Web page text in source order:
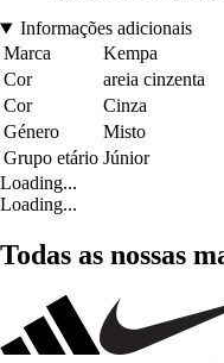
Informações adicionais
Marca
Kempa
Cor
areia cinzenta
Cor
Cinza
Género
Misto
Grupo etário Júnior
Loading...
Loading...
Todas as nossas